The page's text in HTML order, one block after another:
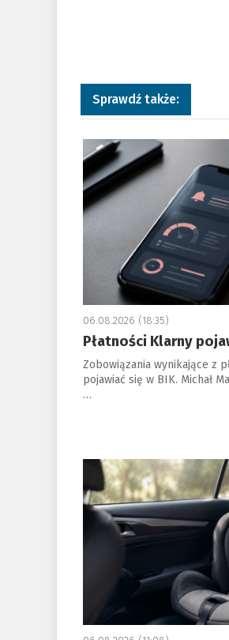
Sprawdź także:
a
06.08.2026 (18:35)
Płatności Klarny
Zobowiązania wynikające z
pojawiać się w BIK. Michał
…
a